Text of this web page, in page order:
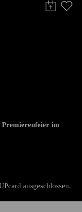
Premierenfeier im
ausgeschlossen.